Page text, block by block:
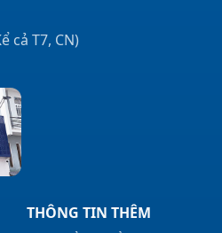
cả T7, CN)
THÔNG TIN THÊM